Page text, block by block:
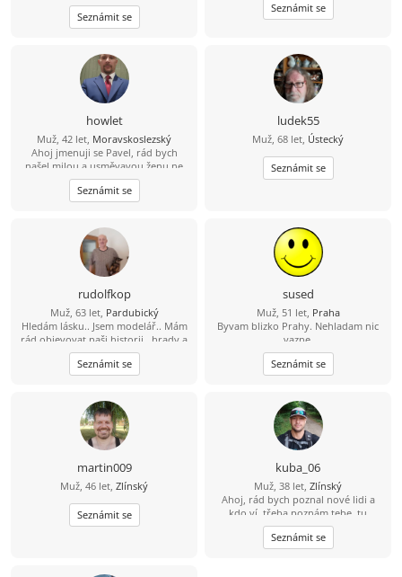
Seznámit se
Seznámit se
howlet
Muž, 42 let, Moravskoslezský
Ahoj jmenuji se Pavel, rád bych
našel milou a usměvavou ženu ne
jen na pokec ale pokud možno i na
vážný vztah mezi 26 a 49 lety, pokud
budeš chtít ozvi se, budu moc rád
Seznámit se
ludek55
Muž, 68 let, Ústecký
Seznámit se
rudolfkop
Muž, 63 let, Pardubický
Hledám lásku.. Jsem modelář.. Mám
rád objevovat naši historii.. hrady a
zámky.. Pro jednodušší komunikaci
737 580 628
Seznámit se
sused
Muž, 51 let, Praha
Byvam blizko Prahy. Nehladam nic
vazne.
Seznámit se
martin009
Muž, 46 let, Zlínský
Seznámit se
kuba_06
Muž, 38 let, Zlínský
Ahoj, rád bych poznal nové lidi a
kdo ví, třeba poznám tebe, tu
pravou...
Seznámit se